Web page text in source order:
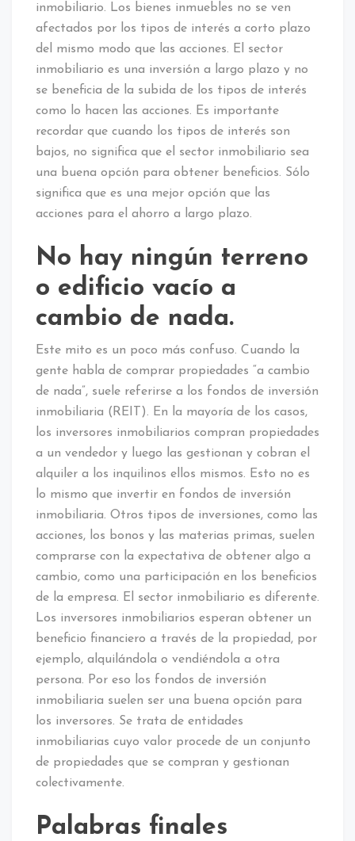
inmobiliario. Los bienes inmuebles no se ven
afectados por los tipos de interés a corto plazo
del mismo modo que las acciones. El sector
inmobiliario es una inversión a largo plazo y no
se beneficia de la subida de los tipos de interés
como lo hacen las acciones. Es importante
recordar que cuando los tipos de interés son
bajos, no significa que el sector inmobiliario sea
una buena opción para obtener beneficios. Sólo
significa que es una mejor opción que las
acciones para el ahorro a largo plazo.
No hay ningún terreno
o edificio vacío a
cambio de nada.
Este mito es un poco más confuso. Cuando la
gente habla de comprar propiedades “a cambio
de nada”, suele referirse a los fondos de inversión
inmobiliaria (REIT). En la mayoría de los casos,
los inversores inmobiliarios compran propiedades
a un vendedor y luego las gestionan y cobran el
alquiler a los inquilinos ellos mismos. Esto no es
lo mismo que invertir en fondos de inversión
inmobiliaria. Otros tipos de inversiones, como las
acciones, los bonos y las materias primas, suelen
comprarse con la expectativa de obtener algo a
cambio, como una participación en los beneficios
de la empresa. El sector inmobiliario es diferente.
Los inversores inmobiliarios esperan obtener un
beneficio financiero a través de la propiedad, por
ejemplo, alquilándola o vendiéndola a otra
persona. Por eso los fondos de inversión
inmobiliaria suelen ser una buena opción para
los inversores. Se trata de entidades
inmobiliarias cuyo valor procede de un conjunto
de propiedades que se compran y gestionan
colectivamente.
Palabras finales